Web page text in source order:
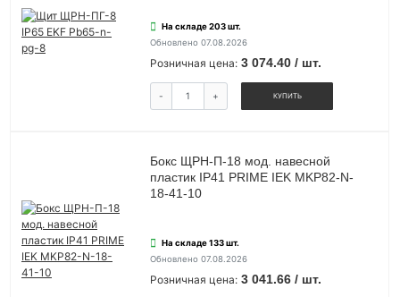
На складе 203 шт.
Обновлено 07.08.2026
Розничная цена: 3 074.40 / шт.
- + КУПИТЬ
Бокс ЩРН-П-18 мод. навесной
пластик IP41 PRIME IEK MKP82-N-
18-41-10
На складе 133 шт.
Обновлено 07.08.2026
Розничная цена: 3 041.66 / шт.